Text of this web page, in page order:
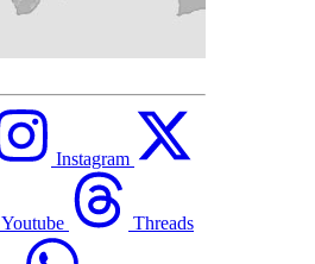
Instagram
Youtube Threads